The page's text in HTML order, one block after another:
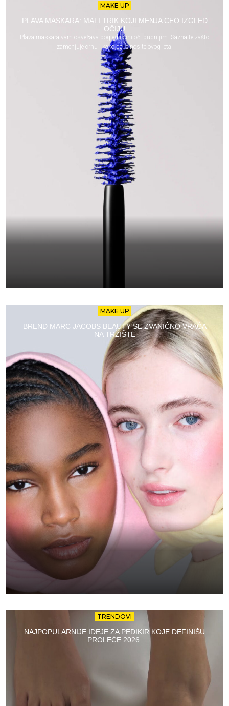
MAKE UP
PLAVA MASKARA: MALI TRIK KOJI MENJA CEO IZGLED
OČIJU
Plava maskara vam osvežava pogled i čini oči budnijim. Saznajte zašto
zamenjuje crnu i kako da je nosite ovog leta.
MAKE UP
BREND MARC JACOBS BEAUTY SE ZVANIČNO VRAĆA
NA TRŽIŠTE
TRENDOVI
NAJPOPULARNIJE IDEJE ZA PEDIKIR KOJE DEFINIŠU
PROLEĆE 2026.